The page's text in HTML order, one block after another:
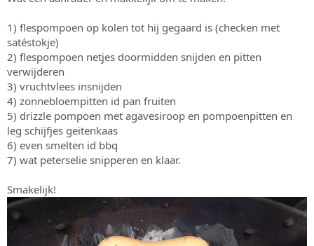
a
r
t
e
r
1) flespompoen op kolen tot hij gegaard is (checken met
satéstokje)
2) flespompoen netjes doormidden snijden en pitten
verwijderen
3) vruchtvlees insnijden
4) zonnebloempitten id pan fruiten
5) drizzle pompoen met agavesiroop en pompoenpitten en
leg schijfjes geitenkaas
6) even smelten id bbq
7) wat peterselie snipperen en klaar.
Smakelijk!